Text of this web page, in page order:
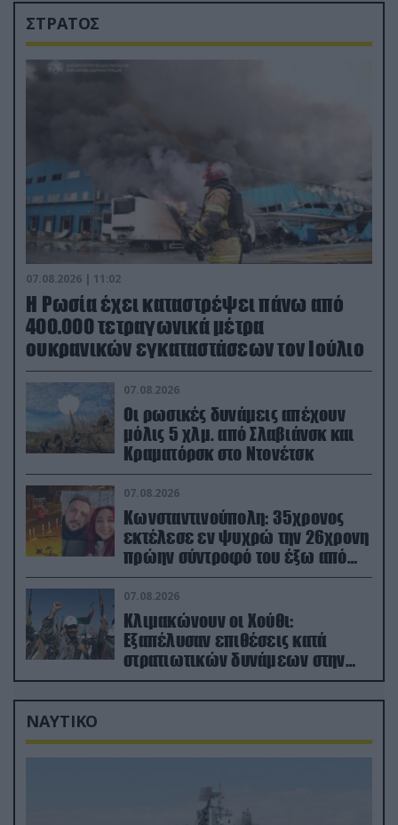
ΣΤΡΑΤΟΣ
07.08.2026 | 11:02
Η Ρωσία έχει καταστρέψει πάνω από
400.000 τετραγωνικά μέτρα
ουκρανικών εγκαταστάσεων τον Ιούλιο
07.08.2026
Οι ρωσικές δυνάμεις απέχουν
μόλις 5 χλμ. από Σλαβιάνσκ και
Κραματόρσκ στο Ντονέτσκ
07.08.2026
Κωνσταντινούπολη: 35χρονος
εκτέλεσε εν ψυχρώ την 26χρονη
πρώην σύντροφό του έξω από
φαρμακείο (βίντεο)
07.08.2026
Κλιμακώνουν οι Χούθι:
Eξαπέλυσαν επιθέσεις κατά
στρατιωτικών δυνάμεων στην
Υεμένη – Πλήγματα & στη
Σαουδική Αραβία!
ΝΑΥΤΙΚΟ